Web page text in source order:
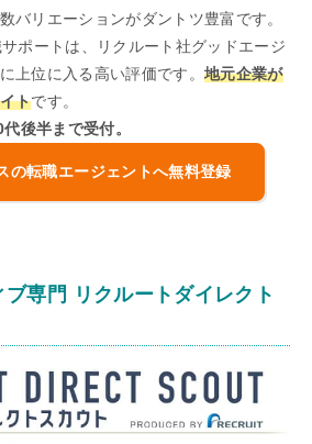
バリエーションがダントツ豊富です。
ポートは、リクルート社グッドエージ
上位に入る高い評価です。地元企業が
トです。
後半まで受付。
の転職エージェントへ無料登録
ブ専門 リクルートダイレクト